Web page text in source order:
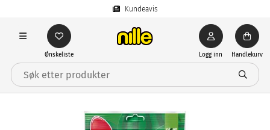
Kundeavis
Ønskeliste Logg inn Handlekurv